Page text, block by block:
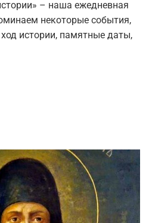
– наша ежедневная
некоторые события,
истории, памятные даты,